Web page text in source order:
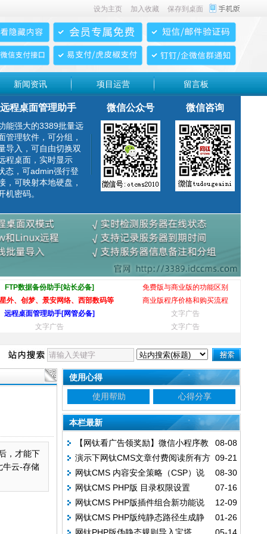
设为主页 加入收藏 保存到桌面
新闻资讯 项目运营 留言板
程桌面管理助手
能强大的3389批量远
管理软件，可分组，
导入，可自由切换双
程桌面，实时显示
态，可admin强行登
，可映射本地硬盘，
机密码。
微信公众号 微信咨询
FTP数据备份助手[站长必备]
免费版与商业版的功能区别
外、创梦、景安网络、西部数码等
商业版程序价格和购买流程
远程桌面管理助手[网管必备]
文字广告
文字广告
文字广告
，才能下
牛云-存储
使用心得
使用帮助
心得分享
本栏最新
08-08
【网钛看广告领奖励】微信小程序教
程
09-21
演示下网钛CMS文章付费阅读所有方
式
08-30
网钛CMS 内容安全策略（CSP）说
明
07-16
网钛CMS PHP版 目录权限设置
12-09
网钛CMS PHP版插件组合新功能说
明
01-26
网钛CMS PHP版纯静态路径生成静